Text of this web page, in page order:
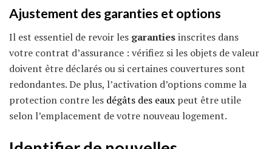
Ajustement des garanties et options
Il est essentiel de revoir les garantiesinscrites dans
votre contrat d’assurance : vérifiez si les objets de valeur
doivent être déclarés ou si certaines couvertures sont
redondantes. De plus, l’activation d’options comme la
protection contre les dégâts des eaux peut être utile
selon l’emplacement de votre nouveau logement.